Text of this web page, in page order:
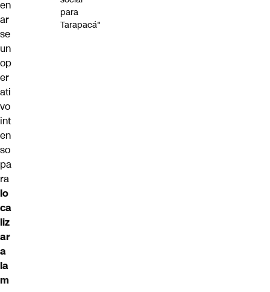
en
ar
se
un
op
er
ati
vo
int
en
so
pa
ra
lo
ca
liz
ar
a
la
m
para
Tarapacá"